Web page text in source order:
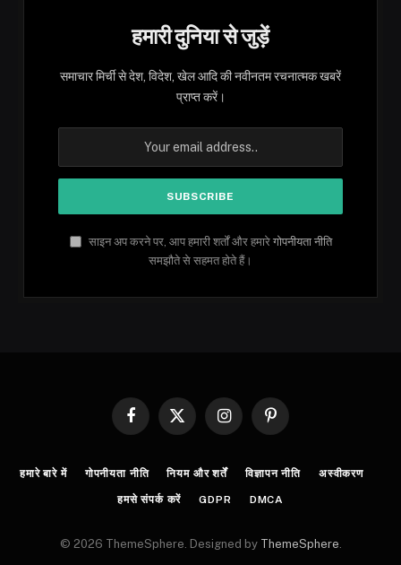
हमारी दुनिया से जुड़ें
समाचार मिर्ची से देश, विदेश, खेल आदि की नवीनतम रचनात्मक खबरें
प्राप्त करें।
साइन अप करने पर, आप हमारी शर्तों और हमारे गोपनीयता नीति
समझौते से सहमत होते हैं।
Facebook
X
InstagramPinterest
हमारे बारे में गोपनीयता नीति नियम और शर्तें विज्ञापन नीति अस्वीकरण
हमसे संपर्क करें GDPR DMCA
© 2026 ThemeSphere. Designed by ThemeSphere.